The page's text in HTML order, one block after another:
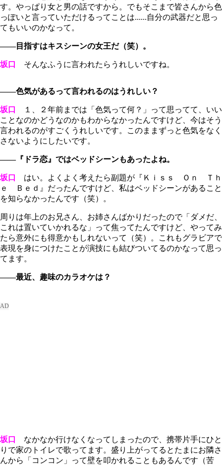
す。やっぱり女と男の話ですから。でもそこまで皆さんから色
っぽいと言っていただけるってことは......自分の武器だと思っ
てもいいのかなって。
――目指すはキスシーンの女王だ（笑）。
坂口 そんなふうに言われたらうれしいですね。
――色気があるって言われるのはうれしい？
坂口
１、２年前までは「色気って何？」って思ってて、いい
ことなのかどうなのかもわからなかったんですけど、今はそう
言われるのがすごくうれしいです。このままずっと色気をなく
さないようにしたいです。
――『ドラ恋』ではベッドシーンもあったよね。
坂口
はい。よくよく考えたら副題が『Ｋｉｓｓ Ｏｎ Ｔｈ
ｅ Ｂｅｄ』だったんですけど、私はベッドシーンがあること
を知らなかったんです（笑）。
周りは年上のお兄さん、お姉さんばかりだったので「ダメだ、
これは置いていかれるな」って焦ってたんですけど、やってみ
たら意外にも得意かもしれないって（笑）。これもグラビアで
表現を身につけたことが演技にも結びついてるのかなって思っ
てます。
――最近、趣味のカラオケは？
坂口
なかなか行けなくなってしまったので、携帯片手にひと
りで家のトイレで歌ってます。盛り上がってるとたまにお隣さ
んから「コンコン」って壁を叩かれることもあるんです（苦